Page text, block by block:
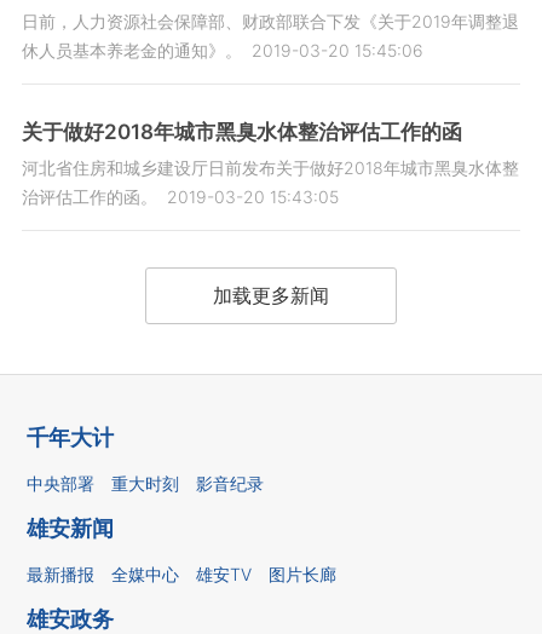
日前，人力资源社会保障部、财政部联合下发《关于2019年调整退
休人员基本养老金的通知》。
2019-03-20 15:45:06
关于做好2018年城市黑臭水体整治评估工作的函
河北省住房和城乡建设厅日前发布关于做好2018年城市黑臭水体整
治评估工作的函。
2019-03-20 15:43:05
加载更多新闻
千年大计
中央部署 重大时刻 影音纪录
雄安新闻
最新播报 全媒中心 雄安TV 图片长廊
雄安政务